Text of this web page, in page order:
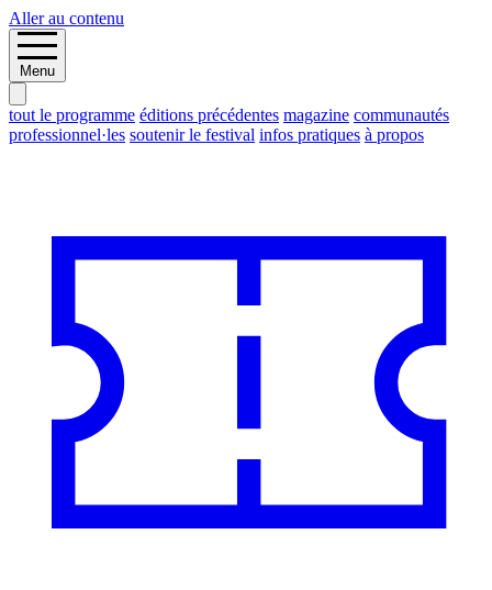
Aller au contenu
Menu
tout le programme éditions précédentes magazine communautés
professionnel·les soutenir le festival infos pratiques à propos